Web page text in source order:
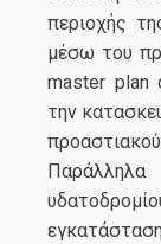
περιοχής
μέσω του
master plan
την
Παράλληλα